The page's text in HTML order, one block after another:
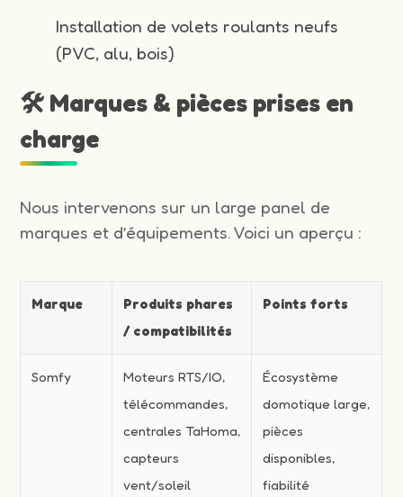
Installation de volets roulants neufs
(PVC, alu, bois)
🛠️ Marques & pièces prises en
charge
Nous intervenons sur un large panel de
marques et d’équipements. Voici un aperçu :
Marque
Produits phares
/ compatibilités
Points forts
Somfy
Moteurs RTS/IO,
télécommandes,
centrales TaHoma,
capteurs
vent/soleil
Écosystème
domotique large,
pièces
disponibles,
fiabilité